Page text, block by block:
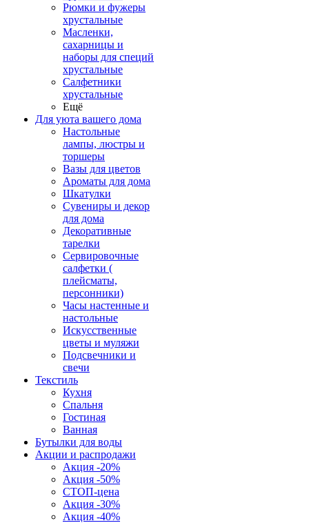
Рюмки и фужеры
хрустальные
Масленки,
сахарницы и
наборы для специй
хрустальные
Салфетники
хрустальные
Ещё
Для уюта вашего дома
Настольные
лампы, люстры и
торшеры
Вазы для цветов
Ароматы для дома
Шкатулки
Сувениры и декор
для дома
Декоративные
тарелки
Сервировочные
салфетки (
плейсматы,
персонники)
Часы настенные и
настольные
Искусственные
цветы и муляжи
Подсвечники и
свечи
Текстиль
Кухня
Спальня
Гостиная
Ванная
Бутылки для воды
Акции и распродажи
Акция -20%
Акция -50%
СТОП-цена
Акция -30%
Акция -40%